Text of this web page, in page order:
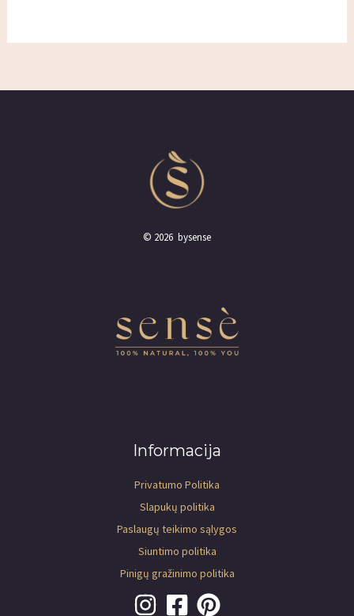
© 2026 bysense
Informacija
Privatumo Politika
Slapukų politika
Paslaugų teikimo sąlygos
Siuntimo politika
Pinigų gražinimo politika